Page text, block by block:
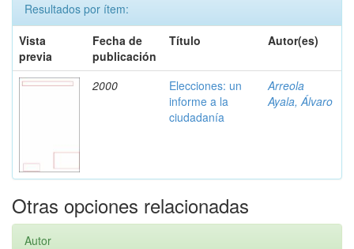
Resultados por ítem:
Vista
previa
Fecha de
publicación
Título Autor(es)
2000
Elecciones: un
informe a la
ciudadanía
Arreola
Ayala, Álvaro
Otras opciones relacionadas
Autor